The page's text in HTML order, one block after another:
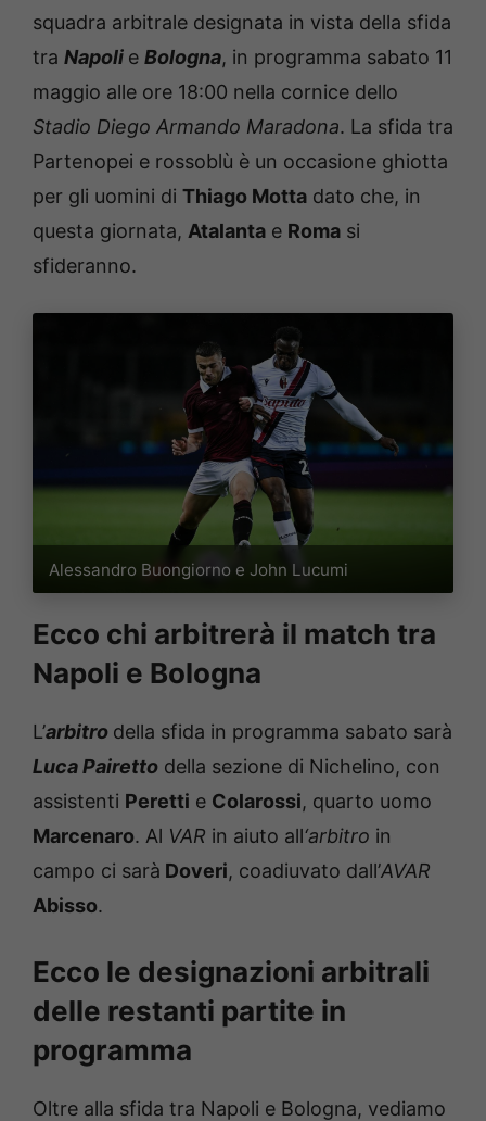
squadra arbitrale designata in vista della sfida
tra Napoli e Bologna, in programma sabato 11
maggio alle ore 18:00 nella cornice dello
Stadio Diego Armando Maradona. La sfida tra
Partenopei e rossoblù è un occasione ghiotta
per gli uomini di Thiago Motta dato che, in
questa giornata, Atalanta e Roma si
sfideranno.
Alessandro Buongiorno e John Lucumi
Ecco chi arbitrerà il match tra
Napoli e Bologna
L’arbitro della sfida in programma sabato sarà
Luca Pairetto della sezione di Nichelino, con
assistenti Peretti e Colarossi, quarto uomo
Marcenaro. Al VAR in aiuto all‘arbitro in
campo ci sarà Doveri, coadiuvato dall’AVAR
Abisso.
Ecco le designazioni arbitrali
delle restanti partite in
programma
Oltre alla sfida tra Napoli e Bologna, vediamo